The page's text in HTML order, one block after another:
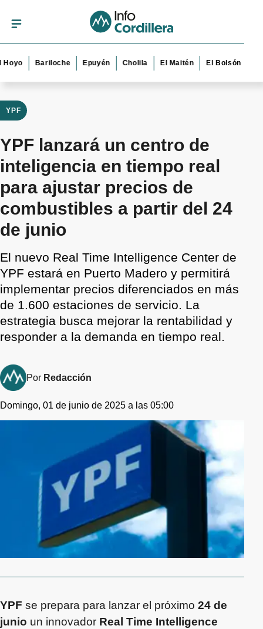
Bariloche Epuyén Cholila El Maitén El Bolsón Esquel
YPF
YPF lanzará un centro de
inteligencia en tiempo real
para ajustar precios de
combustibles a partir del 24
de junio
El nuevo Real Time Intelligence Center de
YPF estará en Puerto Madero y permitirá
implementar precios diferenciados en más
de 1.600 estaciones de servicio. La
estrategia busca mejorar la rentabilidad y
responder a la demanda en tiempo real.
Por Redacción
Domingo, 01 de junio de 2025 a las 05:00
YPF se prepara para lanzar el próximo 24 de
junio un innovador Real Time Intelligence